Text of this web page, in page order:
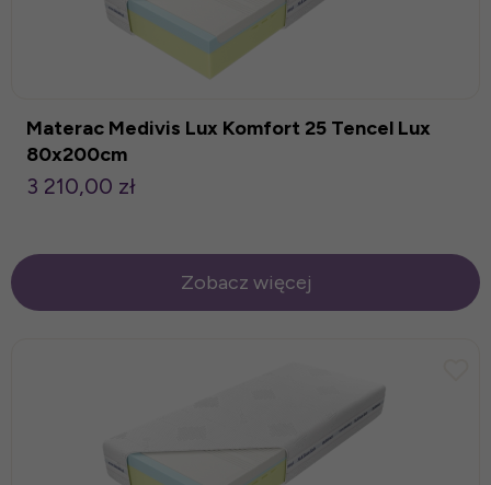
Materac Medivis Lux Komfort 25 Tencel Lux
80x200cm
3 210,00 zł
Zobacz więcej